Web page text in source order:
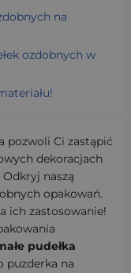
na
ozdobnych w
pozwoli Ci zastąpić
dekoracjach
naszą
opakowań.
ich zastosowanie!
pudełka
puzderka na